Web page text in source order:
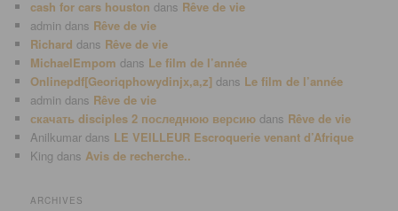
cash for cars houston dans Rêve de vie
admin dans Rêve de vie
Richard dans Rêve de vie
MichaelEmpom dans Le film de l’année
Onlinepdf[Georiqphowydinjx,a,z] dans Le film de l’année
admin dans Rêve de vie
скачать disciples 2 последнюю версию dans Rêve de vie
Anilkumar dans LE VEILLEUR Escroquerie venant d’Afrique
King dansAvis de recherche..
ARCHIVES